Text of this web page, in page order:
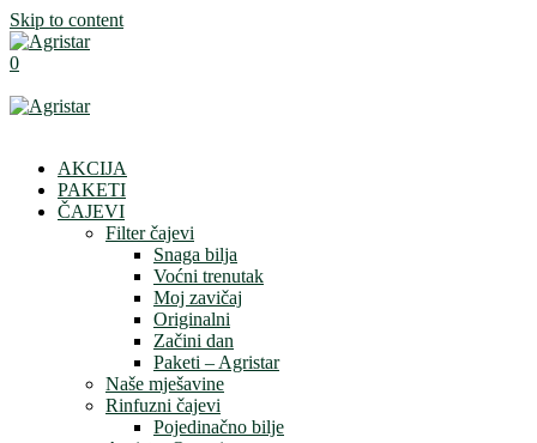
Skip to content
0
AKCIJA
PAKETI
ČAJEVI
Filter čajevi
Snaga bilja
Voćni trenutak
Moj zavičaj
Originalni
Začini dan
Paketi – Agristar
Naše mješavine
Rinfuzni čajevi
Pojedinačno bilje